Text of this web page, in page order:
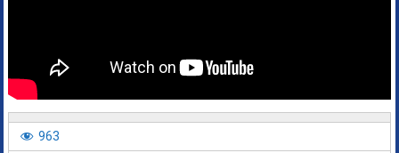
963